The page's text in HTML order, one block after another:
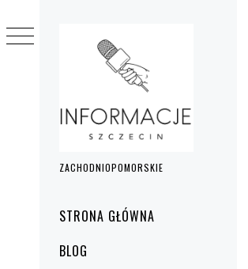
ZACHODNIOPOMORSKIE
główneSTRONA GŁÓWNA
BLOG
do
treści